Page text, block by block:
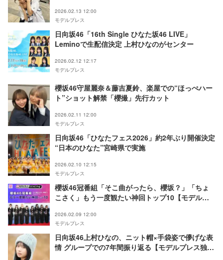
2026.02.13 12:00
モデルプレス
日向坂46「16th Single ひなた坂46 LIVE」
Leminoで生配信決定 上村ひなのがセンター
2026.02.12 12:17
モデルプレス
櫻坂46守屋麗奈＆藤吉夏鈴、楽屋での“ほっぺハー
ト”ショット解禁「櫻撮」先行カット
2026.02.11 12:00
モデルプレス
日向坂46「ひなたフェス2026」約2年ぶり開催決定
“日本のひなた”宮崎県で実施
2026.02.10 12:15
モデルプレス
櫻坂46冠番組「そこ曲がったら、櫻坂？」「ちょ
こさく」もう一度観たい神回トップ10【モデルプ
2026.02.09 12:00
モデルプレス
日向坂46上村ひなの、ニット帽×手袋姿で儚げな表
情 グループでの7年間振り返る【モデルプレス独占